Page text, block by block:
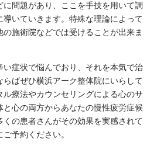
問題があり、ここを手技を用いて調
いていきます。特殊な理論によって
施術院などでは受けることが出来ま
症状で悩んでおり、それを本気で治
らばぜひ横浜アーク整体院にいらして
ル療法やカウンセリングによる心のサ
と心の両方からあなたの慢性疲労症候
の患者さんがその効果を実感されて
予約ください。